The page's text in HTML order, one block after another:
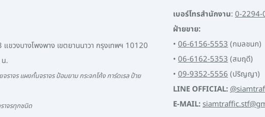
ขวงบางโพงพาง เขตยานนาวา กรุงเทพฯ 10120
.
ราจร แผงกั้นจราจร ป้อมยาม กระจกโค้ง การ์ดเรล ป้าย
าจรทุกชนิด
เบอร์โทรสำนักงาน: 0-
ฝ่ายขาย:
• 06-6156-5553(กมลชนก)
• 06-6162-5353(สมฤดี)
• 09-9352-5556(ปริญญา)
LINE OFFICIAL:
E-MAIL: